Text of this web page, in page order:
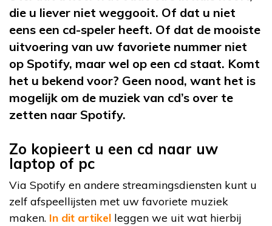
die u liever niet weggooit. Of dat u niet
eens een cd-speler heeft. Of dat de mooiste
uitvoering van uw favoriete nummer niet
op Spotify, maar wel op een cd staat. Komt
het u bekend voor? Geen nood, want het is
mogelijk om de muziek van cd’s over te
zetten naar Spotify.
Zo kopieert u een cd naar uw
laptop of pc
Via Spotify en andere streamingsdiensten kunt u
zelf afspeellijsten met uw favoriete muziek
maken. In dit artikel leggen we uit wat hierbij